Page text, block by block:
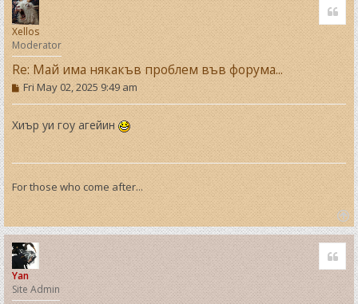
p
Xellos
Moderator
Re: Май има някакъв проблем във форума...
P
o
s
t
Fri May 02, 2025 9:49 am
Хиър уи гоу агейин
For those who come after...
T
o
p
Yan
Site Admin